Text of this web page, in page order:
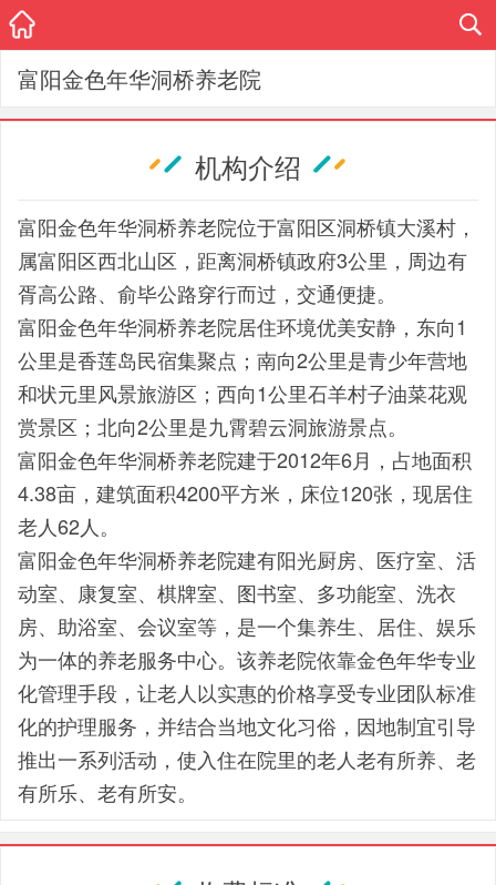
富阳金色年华洞桥养老院
机构介绍
富阳金色年华洞桥养老院位于富阳区洞桥镇大溪村，
属富阳区西北山区，距离洞桥镇政府3公里，周边有
胥高公路、俞毕公路穿行而过，交通便捷。
富阳金色年华洞桥养老院居住环境优美安静，东向1
公里是香莲岛民宿集聚点；南向2公里是青少年营地
和状元里风景旅游区；西向1公里石羊村子油菜花观
赏景区；北向2公里是九霄碧云洞旅游景点。
富阳金色年华洞桥养老院建于2012年6月，占地面积
4.38亩，建筑面积4200平方米，床位120张，现居住
老人62人。
富阳金色年华洞桥养老院建有阳光厨房、医疗室、活
动室、康复室、棋牌室、图书室、多功能室、洗衣
房、助浴室、会议室等，是一个集养生、居住、娱乐
为一体的养老服务中心。该养老院依靠金色年华专业
化管理手段，让老人以实惠的价格享受专业团队标准
化的护理服务，并结合当地文化习俗，因地制宜引导
推出一系列活动，使入住在院里的老人老有所养、老
有所乐、老有所安。